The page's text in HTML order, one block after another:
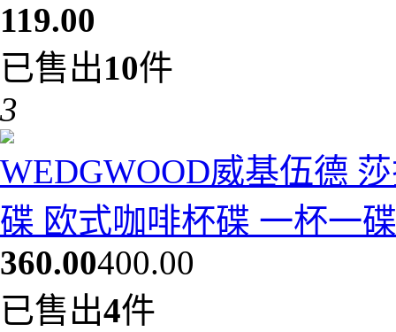
119.00
已售出10件
3
WEDGWOOD威基伍德
碟 欧式咖啡杯碟 一杯一
360.00400.00
已售出4件